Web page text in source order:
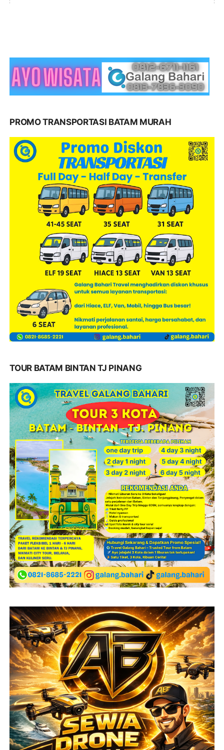
PROMO TRANSPORTASI BATAM MURAH
TOUR BATAM BINTAN TJ PINANG